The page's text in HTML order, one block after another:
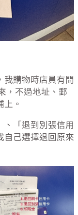
我購物時店員有問
，不過地址、郵
。
、「退到別張信用
自己選擇退回原來